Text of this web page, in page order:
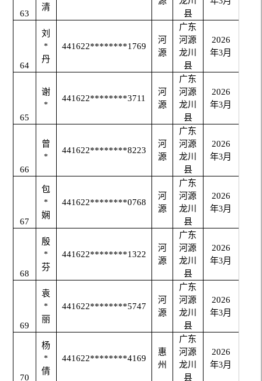
63
清
县
64
刘
*
丹
441622********1769
河
源
广东
河源
龙川
县
2026
年3月
65
谢
*
441622********3711
河
源
广东
河源
龙川
县
2026
年3月
66
曾
*
441622********8223
河
源
广东
河源
龙川
县
2026
年3月
67
包
*
娴
441622********0768
河
源
广东
河源
龙川
县
2026
年3月
68
殷
*
芬
441622********1322
河
源
广东
河源
龙川
县
2026
年3月
69
袁
*
丽
441622********5747
河
源
广东
河源
龙川
县
2026
年3月
70
杨
*
倩
441622********4169
惠
州
广东
河源
龙川
县
2026
年3月